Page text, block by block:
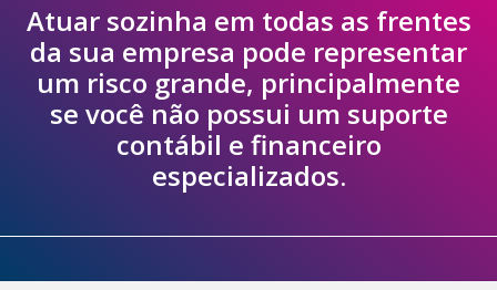
Atuar sozinha em todas as frentes
da sua empresa pode representar
um risco grande, principalmente
se você não possui um suporte
contábil e financeiro
especializados.